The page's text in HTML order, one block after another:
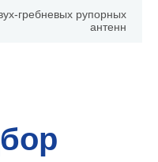
гребневых рупорных
антенн